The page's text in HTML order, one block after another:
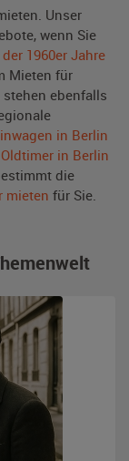
Unser
wenn Sie
1960er Jahre
Mieten für
ebenfalls
in Berlin
Oldtimer in Berlin
die
mieten für Sie.